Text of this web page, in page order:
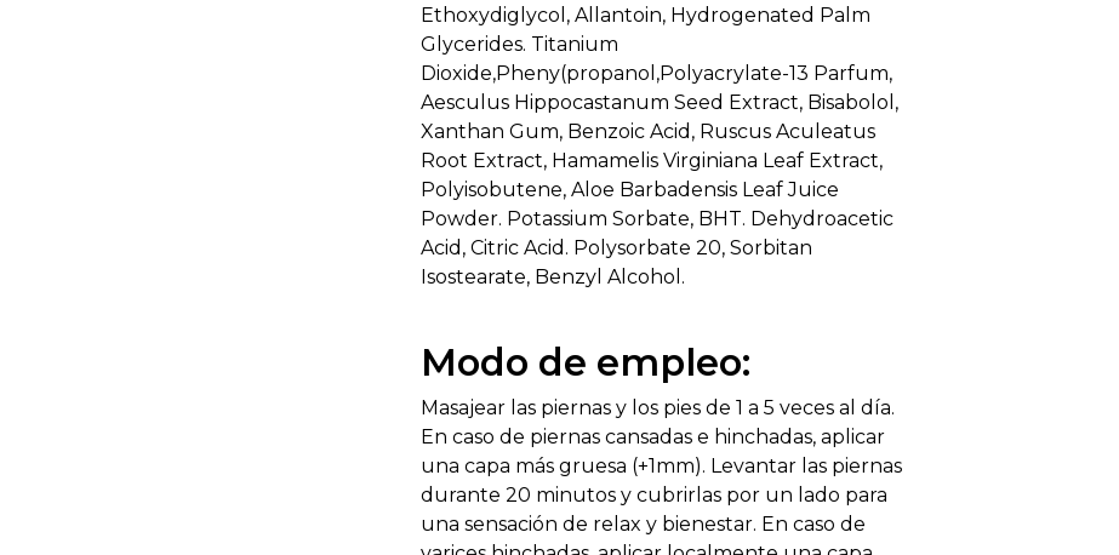
Ethoxydiglycol, Allantoin, Hydrogenated Palm
Glycerides. Titanium
Dioxide,Pheny(propanol,Polyacrylate-13 Parfum,
Aesculus Hippocastanum Seed Extract, Bisabolol,
Xanthan Gum, Benzoic Acid, Ruscus Aculeatus
Root Extract, Hamamelis Virginiana Leaf Extract,
Polyisobutene, Aloe Barbadensis Leaf Juice
Powder. Potassium Sorbate, BHT. Dehydroacetic
Acid, Citric Acid. Polysorbate 20, Sorbitan
Isostearate, Benzyl Alcohol.
Modo de empleo:
Masajear las piernas y los pies de 1 a 5 veces al día.
En caso de piernas cansadas e hinchadas, aplicar
una capa más gruesa (+1mm). Levantar las piernas
durante 20 minutos y cubrirlas por un lado para
una sensación de relax y bienestar. En caso de